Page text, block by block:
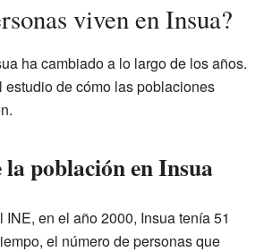
viven en Insua?
ha cambiado a lo largo de los años.
estudio de cómo las poblaciones
población en Insua
en el año 2000, Insua tenía 51
el número de personas que